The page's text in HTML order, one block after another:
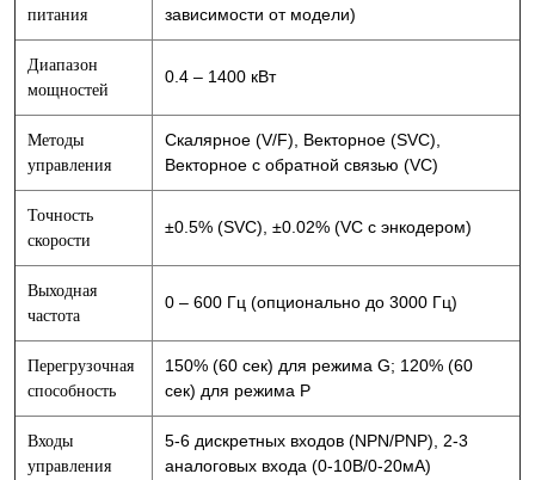
питания
зависимости от модели)
Диапазон
мощностей
0.4 – 1400 кВт
Методы
управления
Скалярное (V/F), Векторное (SVC),
Векторное с обратной связью (VC)
Точность
скорости
±0.5% (SVC), ±0.02% (VC с энкодером)
Выходная
частота
0 – 600 Гц (опционально до 3000 Гц)
Перегрузочная
способность
150% (60 сек) для режима G; 120% (60
сек) для режима P
Входы
управления
5-6 дискретных входов (NPN/PNP), 2-3
аналоговых входа (0-10В/0-20мА)